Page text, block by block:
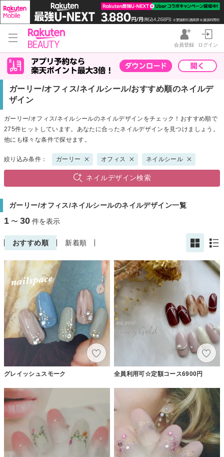
会員登録 ログイン
ガーリー/オフィス/ネイルシール/おすすめ順のネイルデ
ザイン
ガーリー/オフィス/ネイルシールのネイルデザインをチェック！おすすめ順で
275件ヒットしています。あなたに合ったネイルデザインを見つけましょう。
他にも様々な条件で探せます。
絞り込み条件： ガーリー オフィス ネイルシール
ネイルデザイン検索
ガーリー/オフィス/ネイルシールのネイルデザイン一覧
1 〜 30 件を表示
おすすめ順 新着順
グレイッシュスモーク 全員利用可☆定額コース6900円